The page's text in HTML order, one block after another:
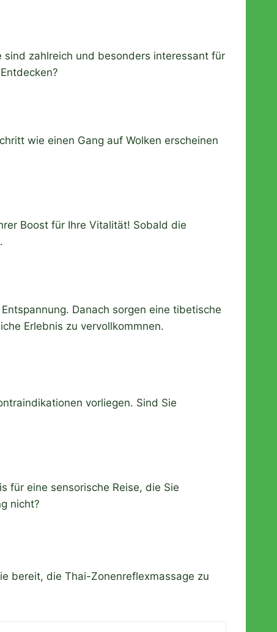
zahlreich und besonders interessant für
wie einen Gang auf Wolken erscheinen
Boost für Ihre Vitalität! Sobald die
Danach sorgen eine tibetische
Erlebnis zu vervollkommnen.
vorliegen. Sind Sie
für eine sensorische Reise, die Sie
nicht?
bereit, die Thai-Zonenreflexmassage zu